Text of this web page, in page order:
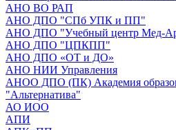
АНО ВО РАП
АНО ДПО "СПб УПК и ПП"
АНО ДПО "Учебный центр Мед-
АНО ДПО "ЦПКПП"
АНО ДПО «ОТ и ДО»
АНО НИИ Управления
АНОО ДПО (ПК) Академия
"Альтернатива"
АО ИОО
АПИ